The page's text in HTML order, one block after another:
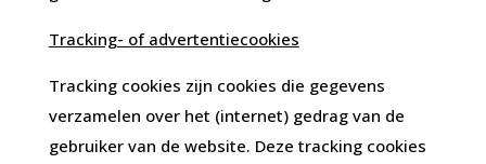
Tracking- of advertentiecookies
Tracking cookies zijn cookies die gegevens
verzamelen over het (internet) gedrag van de
gebruiker van de website. Deze tracking cookies